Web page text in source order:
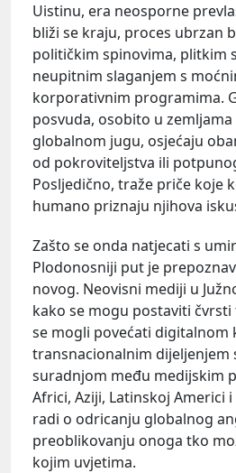
Uistinu, era neosporne
bliži se kraju, proces ubrzan
političkim spinovima, plitkim
neupitnim slaganjem s
korporativnim programima.
posvuda, osobito u zemljama
globalnom jugu, osjećaju
od pokroviteljstva ili
Posljedično, traže priče koje
humano priznaju njihova
Zašto se onda natjecati s
Plodonosniji put je
novog. Neovisni mediji u
kako se mogu postaviti
se mogli povećati digitalnom
transnacionalnim dijeljenjem
suradnjom među medijskim
Africi, Aziji, Latinskoj Americi
radi o odricanju globalnog
preoblikovanju onoga tko
kojim uvjetima.